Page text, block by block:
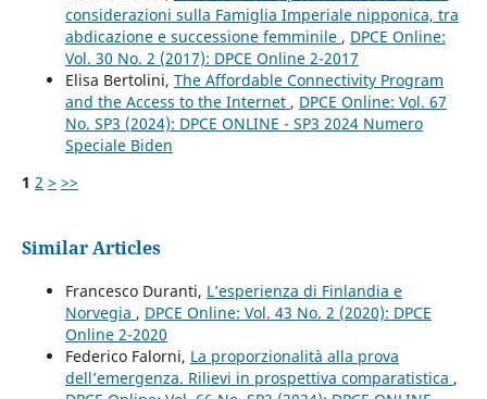
considerazioni sulla Famiglia Imperiale nipponica, tra
abdicazione e successione femminile , DPCE Online:
Vol. 30 No. 2 (2017): DPCE Online 2-2017
Elisa Bertolini, The Affordable Connectivity Program
and the Access to the Internet , DPCE Online: Vol. 67
No. SP3 (2024): DPCE ONLINE - SP3 2024 Numero
Speciale Biden
1 2 > >>
Similar Articles
Francesco Duranti, L’esperienza di Finlandia e
Norvegia , DPCE Online: Vol. 43 No. 2 (2020): DPCE
Online 2-2020
Federico Falorni, La proporzionalità alla prova
dell’emergenza. Rilievi in prospettiva comparatistica ,